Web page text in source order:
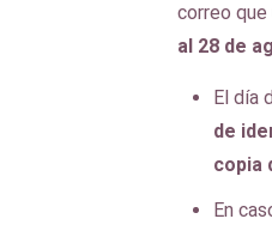
correo
al 28 de
El día
de
copia
En